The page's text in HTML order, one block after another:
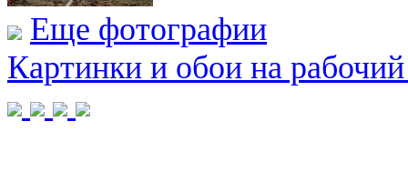
Еще фотографии
Картинки и обои на